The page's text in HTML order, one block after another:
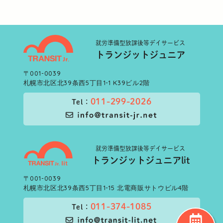
就労準備型放課後等デイサービス
トランジットジュニア
〒001-0039
札幌市北区北39条西5丁目1-1 K39ビル2階
Tel： 011-299-2026
就労準備型放課後等デイサービス
トランジットジュニアlit
〒001-0039
札幌市北区北39条西5丁目1-15 北電商販サトウビル4階
Tel： 011-374-1085